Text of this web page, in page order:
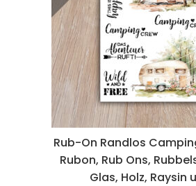
Rub-On Randlos
Rubon, Rub Ons,
Glas, Holz, Raysin